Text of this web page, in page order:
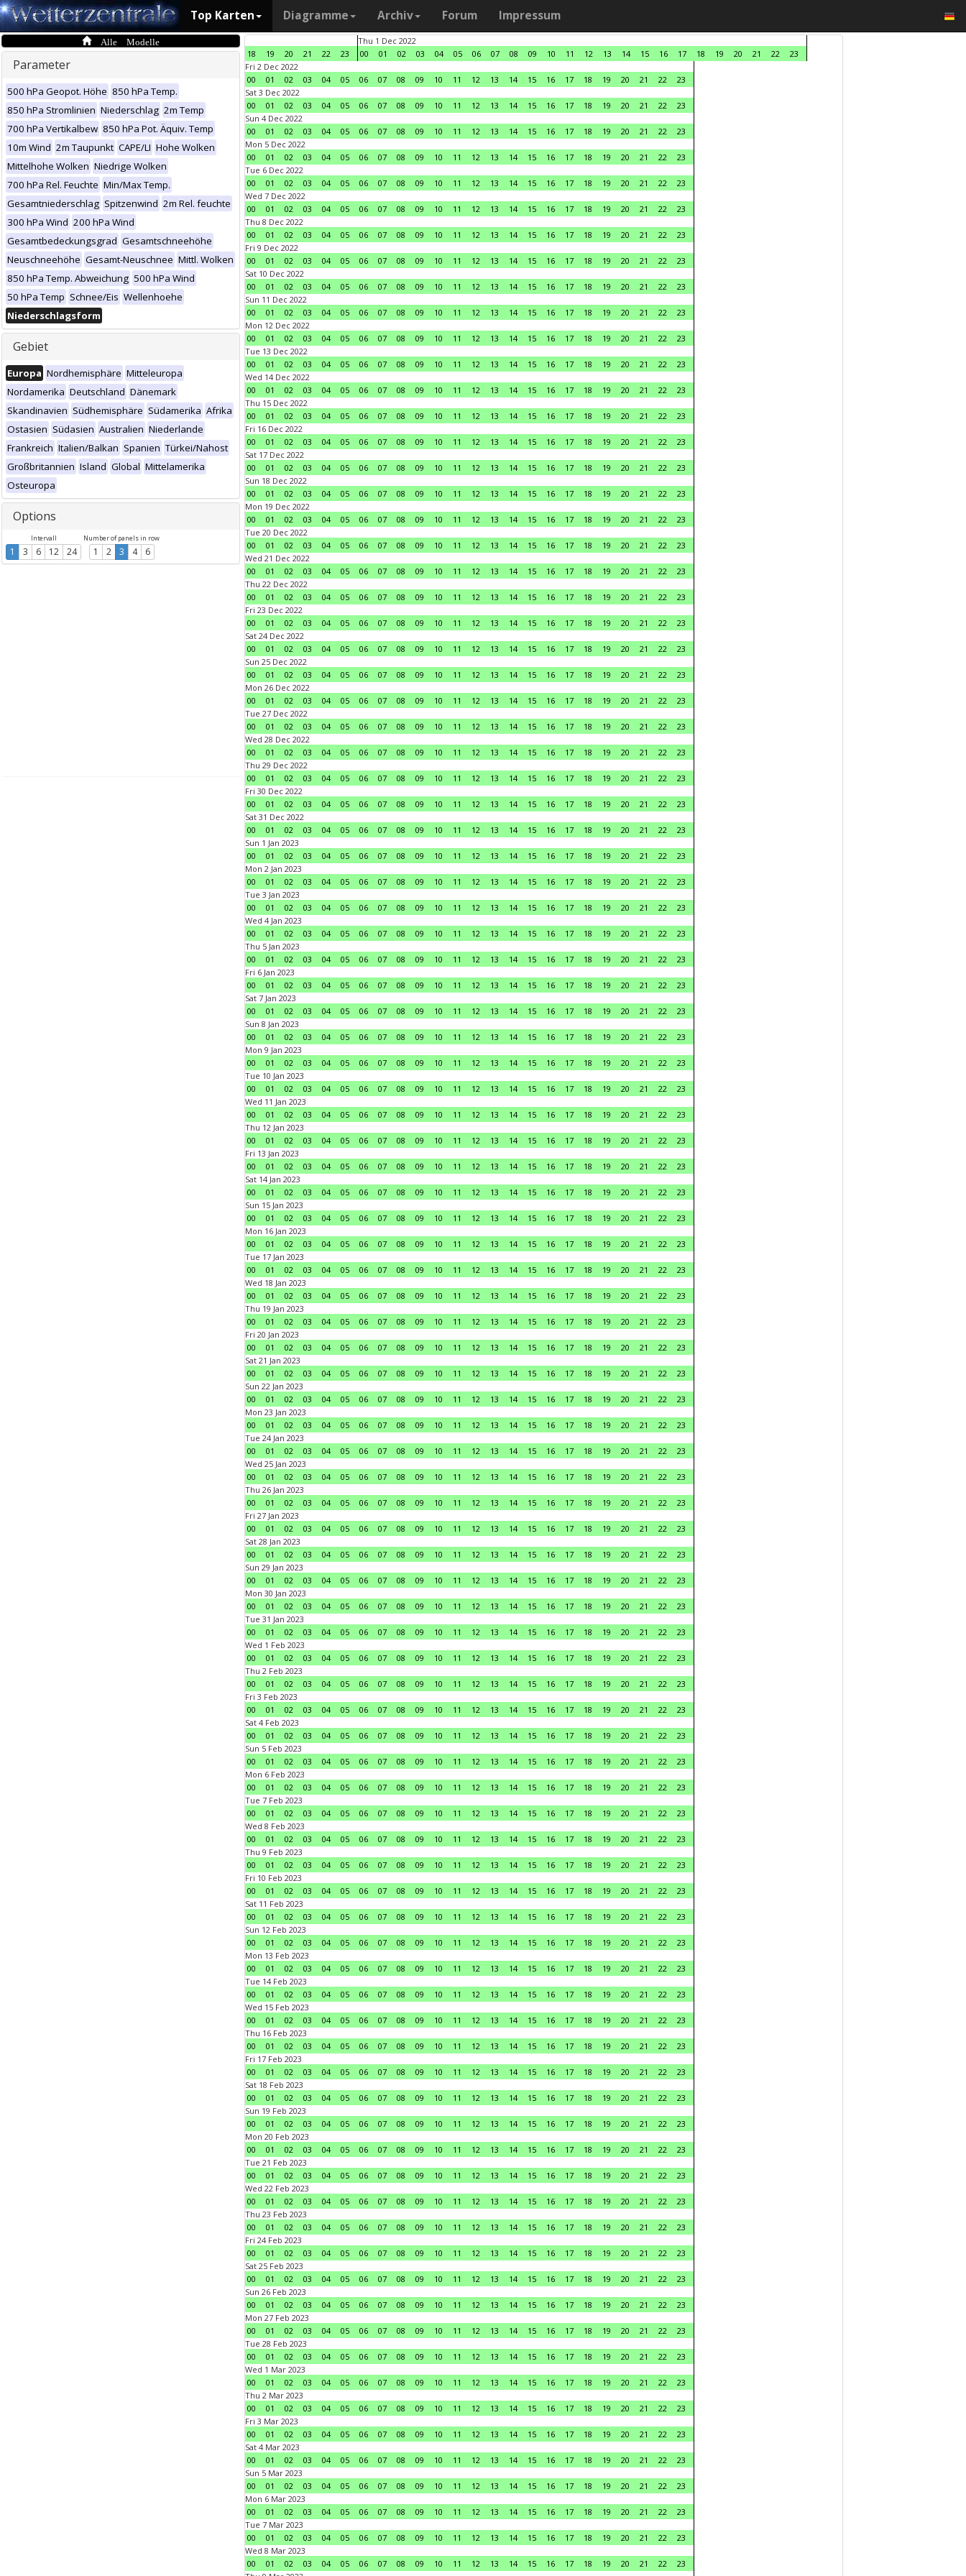
Top Karten Diagramme Archiv Forum Impressum
Alle Modelle
Parameter
500 hPa Geopot. Höhe 850 hPa Temp.
850 hPa Stromlinien Niederschlag 2m Temp
700 hPa Vertikalbew 850 hPa Pot. Äquiv. Temp
10m Wind 2m Taupunkt CAPE/LI Hohe Wolken
Mittelhohe Wolken Niedrige Wolken
700 hPa Rel. Feuchte Min/Max Temp.
Gesamtniederschlag Spitzenwind 2m Rel. feuchte
300 hPa Wind 200 hPa Wind
Gesamtbedeckungsgrad Gesamtschneehöhe
Neuschneehöhe Gesamt-Neuschnee Mittl. Wolken
850 hPa Temp. Abweichung 500 hPa Wind
50 hPa Temp Schnee/Eis Wellenhoehe
Niederschlagsform
Gebiet
Europa Nordhemisphäre Mitteleuropa
Nordamerika Deutschland Dänemark
Skandinavien Südhemisphäre Südamerika Afrika
Ostasien Südasien Australien Niederlande
Frankreich Italien/Balkan Spanien Türkei/Nahost
Großbritannien Island Global Mittelamerika
Osteuropa
Options
Intervall
1 3 6 12 24
Number of panels in row
1 2 3 4 6
18 19 20 21 22 23
Thu 1 Dec 2022
00
01 02 03 04 05 06 07 08 09 10 11 12 13 14 15 16 17 18 19 20 21 22
23
Fri 2 Dec 2022
00
01 02 03 04 05 06 07 08 09 10 11 12 13 14 15 16 17 18 19 20 21 22
23
Sat 3 Dec 2022
00
01 02 03 04 05 06 07 08 09 10 11 12 13 14 15 16 17 18 19 20 21 22
23
Sun 4 Dec 2022
00
01 02 03 04 05 06 07 08 09 10 11 12 13 14 15 16 17 18 19 20 21 22
23
Mon 5 Dec 2022
00
01 02 03 04 05 06 07 08 09 10 11 12 13 14 15 16 17 18 19 20 21 22
23
Tue 6 Dec 2022
00
01 02 03 04 05 06 07 08 09 10 11 12 13 14 15 16 17 18 19 20 21 22
23
Wed 7 Dec 2022
00
01 02 03 04 05 06 07 08 09 10 11 12 13 14 15 16 17 18 19 20 21 22
23
Thu 8 Dec 2022
00
01 02 03 04 05 06 07 08 09 10 11 12 13 14 15 16 17 18 19 20 21 22
23
Fri 9 Dec 2022
00
01 02 03 04 05 06 07 08 09 10 11 12 13 14 15 16 17 18 19 20 21 22
23
Sat 10 Dec 2022
00
01 02 03 04 05 06 07 08 09 10 11 12 13 14 15 16 17 18 19 20 21 22
23
Sun 11 Dec 2022
00
01 02 03 04 05 06 07 08 09 10 11 12 13 14 15 16 17 18 19 20 21 22
23
Mon 12 Dec 2022
00
01 02 03 04 05 06 07 08 09 10 11 12 13 14 15 16 17 18 19 20 21 22
23
Tue 13 Dec 2022
00
01 02 03 04 05 06 07 08 09 10 11 12 13 14 15 16 17 18 19 20 21 22
23
Wed 14 Dec 2022
00
01 02 03 04 05 06 07 08 09 10 11 12 13 14 15 16 17 18 19 20 21 22
23
Thu 15 Dec 2022
00
01 02 03 04 05 06 07 08 09 10 11 12 13 14 15 16 17 18 19 20 21 22
23
Fri 16 Dec 2022
00
01 02 03 04 05 06 07 08 09 10 11 12 13 14 15 16 17 18 19 20 21 22
23
Sat 17 Dec 2022
00
01 02 03 04 05 06 07 08 09 10 11 12 13 14 15 16 17 18 19 20 21 22
23
Sun 18 Dec 2022
00
01 02 03 04 05 06 07 08 09 10 11 12 13 14 15 16 17 18 19 20 21 22
23
Mon 19 Dec 2022
00
01 02 03 04 05 06 07 08 09 10 11 12 13 14 15 16 17 18 19 20 21 22
23
Tue 20 Dec 2022
00
01 02 03 04 05 06 07 08 09 10 11 12 13 14 15 16 17 18 19 20 21 22
23
Wed 21 Dec 2022
00
01 02 03 04 05 06 07 08 09 10 11 12 13 14 15 16 17 18 19 20 21 22
23
Thu 22 Dec 2022
00
01 02 03 04 05 06 07 08 09 10 11 12 13 14 15 16 17 18 19 20 21 22
23
Fri 23 Dec 2022
00
01 02 03 04 05 06 07 08 09 10 11 12 13 14 15 16 17 18 19 20 21 22
23
Sat 24 Dec 2022
00
01 02 03 04 05 06 07 08 09 10 11 12 13 14 15 16 17 18 19 20 21 22
23
Sun 25 Dec 2022
00
01 02 03 04 05 06 07 08 09 10 11 12 13 14 15 16 17 18 19 20 21 22
23
Mon 26 Dec 2022
00
01 02 03 04 05 06 07 08 09 10 11 12 13 14 15 16 17 18 19 20 21 22
23
Tue 27 Dec 2022
00
01 02 03 04 05 06 07 08 09 10 11 12 13 14 15 16 17 18 19 20 21 22
23
Wed 28 Dec 2022
00
01 02 03 04 05 06 07 08 09 10 11 12 13 14 15 16 17 18 19 20 21 22
23
Thu 29 Dec 2022
00
01 02 03 04 05 06 07 08 09 10 11 12 13 14 15 16 17 18 19 20 21 22
23
Fri 30 Dec 2022
00
01 02 03 04 05 06 07 08 09 10 11 12 13 14 15 16 17 18 19 20 21 22
23
Sat 31 Dec 2022
00
01 02 03 04 05 06 07 08 09 10 11 12 13 14 15 16 17 18 19 20 21 22
23
Sun 1 Jan 2023
00
01 02 03 04 05 06 07 08 09 10 11 12 13 14 15 16 17 18 19 20 21 22
23
Mon 2 Jan 2023
00
01 02 03 04 05 06 07 08 09 10 11 12 13 14 15 16 17 18 19 20 21 22
23
Tue 3 Jan 2023
00
01 02 03 04 05 06 07 08 09 10 11 12 13 14 15 16 17 18 19 20 21 22
23
Wed 4 Jan 2023
00
01 02 03 04 05 06 07 08 09 10 11 12 13 14 15 16 17 18 19 20 21 22
23
Thu 5 Jan 2023
00
01 02 03 04 05 06 07 08 09 10 11 12 13 14 15 16 17 18 19 20 21 22
23
Fri 6 Jan 2023
00
01 02 03 04 05 06 07 08 09 10 11 12 13 14 15 16 17 18 19 20 21 22
23
Sat 7 Jan 2023
00
01 02 03 04 05 06 07 08 09 10 11 12 13 14 15 16 17 18 19 20 21 22
23
Sun 8 Jan 2023
00
01 02 03 04 05 06 07 08 09 10 11 12 13 14 15 16 17 18 19 20 21 22
23
Mon 9 Jan 2023
00
01 02 03 04 05 06 07 08 09 10 11 12 13 14 15 16 17 18 19 20 21 22
23
Tue 10 Jan 2023
00
01 02 03 04 05 06 07 08 09 10 11 12 13 14 15 16 17 18 19 20 21 22
23
Wed 11 Jan 2023
00
01 02 03 04 05 06 07 08 09 10 11 12 13 14 15 16 17 18 19 20 21 22
23
Thu 12 Jan 2023
00
01 02 03 04 05 06 07 08 09 10 11 12 13 14 15 16 17 18 19 20 21 22
23
Fri 13 Jan 2023
00
01 02 03 04 05 06 07 08 09 10 11 12 13 14 15 16 17 18 19 20 21 22
23
Sat 14 Jan 2023
00
01 02 03 04 05 06 07 08 09 10 11 12 13 14 15 16 17 18 19 20 21 22
23
Sun 15 Jan 2023
00
01 02 03 04 05 06 07 08 09 10 11 12 13 14 15 16 17 18 19 20 21 22
23
Mon 16 Jan 2023
00
01 02 03 04 05 06 07 08 09 10 11 12 13 14 15 16 17 18 19 20 21 22
23
Tue 17 Jan 2023
00
01 02 03 04 05 06 07 08 09 10 11 12 13 14 15 16 17 18 19 20 21 22
23
Wed 18 Jan 2023
00
01 02 03 04 05 06 07 08 09 10 11 12 13 14 15 16 17 18 19 20 21 22
23
Thu 19 Jan 2023
00
01 02 03 04 05 06 07 08 09 10 11 12 13 14 15 16 17 18 19 20 21 22
23
Fri 20 Jan 2023
00
01 02 03 04 05 06 07 08 09 10 11 12 13 14 15 16 17 18 19 20 21 22
23
Sat 21 Jan 2023
00
01 02 03 04 05 06 07 08 09 10 11 12 13 14 15 16 17 18 19 20 21 22
23
Sun 22 Jan 2023
00
01 02 03 04 05 06 07 08 09 10 11 12 13 14 15 16 17 18 19 20 21 22
23
Mon 23 Jan 2023
00
01 02 03 04 05 06 07 08 09 10 11 12 13 14 15 16 17 18 19 20 21 22
23
Tue 24 Jan 2023
00
01 02 03 04 05 06 07 08 09 10 11 12 13 14 15 16 17 18 19 20 21 22
23
Wed 25 Jan 2023
00
01 02 03 04 05 06 07 08 09 10 11 12 13 14 15 16 17 18 19 20 21 22
23
Thu 26 Jan 2023
00
01 02 03 04 05 06 07 08 09 10 11 12 13 14 15 16 17 18 19 20 21 22
23
Fri 27 Jan 2023
00
01 02 03 04 05 06 07 08 09 10 11 12 13 14 15 16 17 18 19 20 21 22
23
Sat 28 Jan 2023
00
01 02 03 04 05 06 07 08 09 10 11 12 13 14 15 16 17 18 19 20 21 22
23
Sun 29 Jan 2023
00
01 02 03 04 05 06 07 08 09 10 11 12 13 14 15 16 17 18 19 20 21 22
23
Mon 30 Jan 2023
00
01 02 03 04 05 06 07 08 09 10 11 12 13 14 15 16 17 18 19 20 21 22
23
Tue 31 Jan 2023
00
01 02 03 04 05 06 07 08 09 10 11 12 13 14 15 16 17 18 19 20 21 22
23
Wed 1 Feb 2023
00
01 02 03 04 05 06 07 08 09 10 11 12 13 14 15 16 17 18 19 20 21 22
23
Thu 2 Feb 2023
00
01 02 03 04 05 06 07 08 09 10 11 12 13 14 15 16 17 18 19 20 21 22
23
Fri 3 Feb 2023
00
01 02 03 04 05 06 07 08 09 10 11 12 13 14 15 16 17 18 19 20 21 22
23
Sat 4 Feb 2023
00
01 02 03 04 05 06 07 08 09 10 11 12 13 14 15 16 17 18 19 20 21 22
23
Sun 5 Feb 2023
00
01 02 03 04 05 06 07 08 09 10 11 12 13 14 15 16 17 18 19 20 21 22
23
Mon 6 Feb 2023
00
01 02 03 04 05 06 07 08 09 10 11 12 13 14 15 16 17 18 19 20 21 22
23
Tue 7 Feb 2023
00
01 02 03 04 05 06 07 08 09 10 11 12 13 14 15 16 17 18 19 20 21 22
23
Wed 8 Feb 2023
00
01 02 03 04 05 06 07 08 09 10 11 12 13 14 15 16 17 18 19 20 21 22
23
Thu 9 Feb 2023
00
01 02 03 04 05 06 07 08 09 10 11 12 13 14 15 16 17 18 19 20 21 22
23
Fri 10 Feb 2023
00
01 02 03 04 05 06 07 08 09 10 11 12 13 14 15 16 17 18 19 20 21 22
23
Sat 11 Feb 2023
00
01 02 03 04 05 06 07 08 09 10 11 12 13 14 15 16 17 18 19 20 21 22
23
Sun 12 Feb 2023
00
01 02 03 04 05 06 07 08 09 10 11 12 13 14 15 16 17 18 19 20 21 22
23
Mon 13 Feb 2023
00
01 02 03 04 05 06 07 08 09 10 11 12 13 14 15 16 17 18 19 20 21 22
23
Tue 14 Feb 2023
00
01 02 03 04 05 06 07 08 09 10 11 12 13 14 15 16 17 18 19 20 21 22
23
Wed 15 Feb 2023
00
01 02 03 04 05 06 07 08 09 10 11 12 13 14 15 16 17 18 19 20 21 22
23
Thu 16 Feb 2023
00
01 02 03 04 05 06 07 08 09 10 11 12 13 14 15 16 17 18 19 20 21 22
23
Fri 17 Feb 2023
00
01 02 03 04 05 06 07 08 09 10 11 12 13 14 15 16 17 18 19 20 21 22
23
Sat 18 Feb 2023
00
01 02 03 04 05 06 07 08 09 10 11 12 13 14 15 16 17 18 19 20 21 22
23
Sun 19 Feb 2023
00
01 02 03 04 05 06 07 08 09 10 11 12 13 14 15 16 17 18 19 20 21 22
23
Mon 20 Feb 2023
00
01 02 03 04 05 06 07 08 09 10 11 12 13 14 15 16 17 18 19 20 21 22
23
Tue 21 Feb 2023
00
01 02 03 04 05 06 07 08 09 10 11 12 13 14 15 16 17 18 19 20 21 22
23
Wed 22 Feb 2023
00
01 02 03 04 05 06 07 08 09 10 11 12 13 14 15 16 17 18 19 20 21 22
23
Thu 23 Feb 2023
00
01 02 03 04 05 06 07 08 09 10 11 12 13 14 15 16 17 18 19 20 21 22
23
Fri 24 Feb 2023
00
01 02 03 04 05 06 07 08 09 10 11 12 13 14 15 16 17 18 19 20 21 22
23
Sat 25 Feb 2023
00
01 02 03 04 05 06 07 08 09 10 11 12 13 14 15 16 17 18 19 20 21 22
23
Sun 26 Feb 2023
00
01 02 03 04 05 06 07 08 09 10 11 12 13 14 15 16 17 18 19 20 21 22
23
Mon 27 Feb 2023
00
01 02 03 04 05 06 07 08 09 10 11 12 13 14 15 16 17 18 19 20 21 22
23
Tue 28 Feb 2023
00
01 02 03 04 05 06 07 08 09 10 11 12 13 14 15 16 17 18 19 20 21 22
23
Wed 1 Mar 2023
00
01 02 03 04 05 06 07 08 09 10 11 12 13 14 15 16 17 18 19 20 21 22
23
Thu 2 Mar 2023
00
01 02 03 04 05 06 07 08 09 10 11 12 13 14 15 16 17 18 19 20 21 22
23
Fri 3 Mar 2023
00
01 02 03 04 05 06 07 08 09 10 11 12 13 14 15 16 17 18 19 20 21 22
23
Sat 4 Mar 2023
00
01 02 03 04 05 06 07 08 09 10 11 12 13 14 15 16 17 18 19 20 21 22
23
Sun 5 Mar 2023
00
01 02 03 04 05 06 07 08 09 10 11 12 13 14 15 16 17 18 19 20 21 22
23
Mon 6 Mar 2023
00
01 02 03 04 05 06 07 08 09 10 11 12 13 14 15 16 17 18 19 20 21 22
23
Tue 7 Mar 2023
00
01 02 03 04 05 06 07 08 09 10 11 12 13 14 15 16 17 18 19 20 21 22
23
Wed 8 Mar 2023
00
01 02 03 04 05 06 07 08 09 10 11 12 13 14 15 16 17 18 19 20 21 22
23